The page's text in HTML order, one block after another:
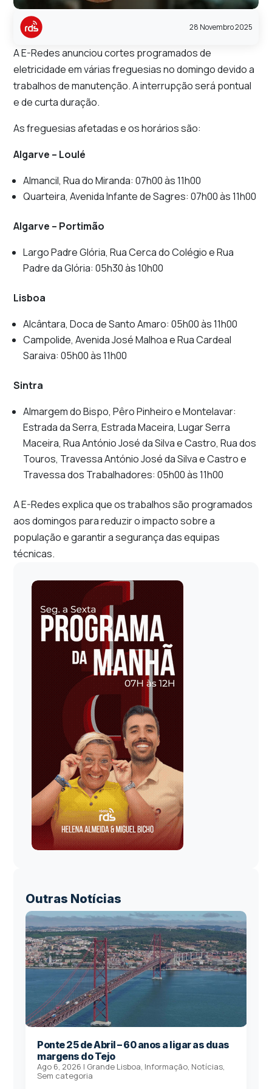
28 Novembro 2025
A E-Redes anunciou cortes programados de
eletricidade em várias freguesias no domingo devido a
trabalhos de manutenção. A interrupção será pontual
e de curta duração.
As freguesias afetadas e os horários são:
Algarve – Loulé
Almancil, Rua do Miranda: 07h00 às 11h00
Quarteira, Avenida Infante de Sagres: 07h00 às 11h00
Algarve – Portimão
Largo Padre Glória, Rua Cerca do Colégio e Rua
Padre da Glória: 05h30 às 10h00
Lisboa
Alcântara, Doca de Santo Amaro: 05h00 às 11h00
Campolide, Avenida José Malhoa e Rua Cardeal
Saraiva: 05h00 às 11h00
Sintra
Almargem do Bispo, Pêro Pinheiro e Montelavar:
Estrada da Serra, Estrada Maceira, Lugar Serra
Maceira, Rua António José da Silva e Castro, Rua dos
Touros, Travessa António José da Silva e Castro e
Travessa dos Trabalhadores: 05h00 às 11h00
A E-Redes explica que os trabalhos são programados
aos domingos para reduzir o impacto sobre a
população e garantir a segurança das equipas
técnicas.
Outras Notícias
Ponte 25 de Abril – 60 anos a ligar as duas
margens do Tejo
Ago 6, 2026 | Grande Lisboa Informação Notícias
Sem categoria